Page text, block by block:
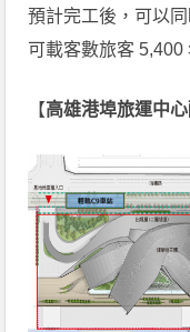
預計完工後，可以
可載客數旅客 5,400
【高雄港埠旅運中